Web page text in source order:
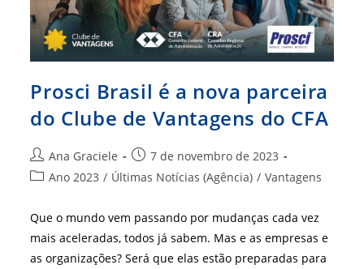
Prosci Brasil é a nova parceira
do Clube de Vantagens do CFA
Autor
do
Ana Graciele
Post
publicado:
7 de novembro de 2023
Categoria
post:
Ano 2023 / Últimas Notícias (Agência) / Vantagens
Que o mundo vem passando por mudanças cada vez
mais aceleradas, todos já sabem. Mas e as empresas e
as organizações? Será que elas estão preparadas para